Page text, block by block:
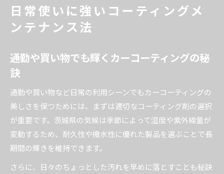
日常使いに強いコーティングメ
ンテナンス法
通勤や買い物でも輝くカーコーティングの秘
訣
通勤や買い物など日常の利用シーンでもカーコーティングの
美しさを保つためには、まずは適切なコーティング剤の選択
が重要です。茨城県の気候は季節によって湿度や紫外線量が
変動するため、耐久性や撥水性に優れた製品を選ぶことで長
期間の輝きを維持できます。
さらに、日々のちょっとした汚れを早めに落とすことも秘訣